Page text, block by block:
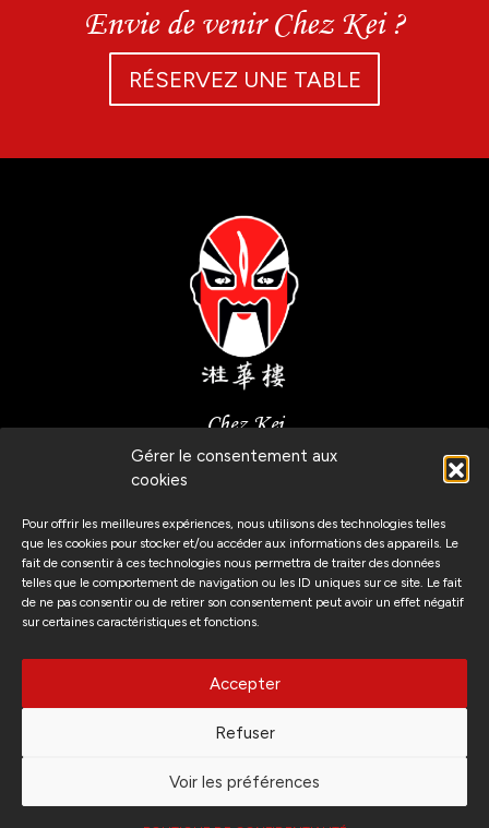
Gérer le consentement aux
cookies
Pour offrir les meilleures expériences, nous utilisons des technologies telles
que les cookies pour stocker et/ou accéder aux informations des appareils. Le
fait de consentir à ces technologies nous permettra de traiter des données
telles que le comportement de navigation ou les ID uniques sur ce site. Le fait
de ne pas consentir ou de retirer son consentement peut avoir un effet négatif
sur certaines caractéristiques et fonctions.
Accepter
Refuser
Voir les préférences
Envie de venir Chez Kei ?
RÉSERVEZ UNE TABLE
Chez Kei
Route de Malagnou, 6
1208 Genève, Suisse
(+41) 22 346 47 89
Suivez-nous
Politique de confidentialité